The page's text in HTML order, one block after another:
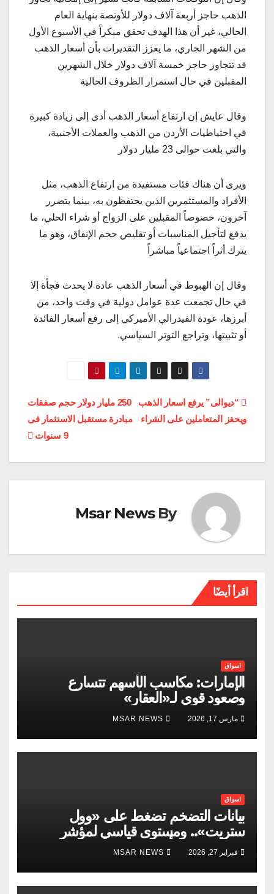
الذهب حاجز أربعة آلاف دولار للأونصة بنهاية العام
الحالي، غير أن هذا الهدف تحقق مبكراً في الأسبوع الأول
من الشهر الجاري، ما يعزز التقديرات بأن أسعار الذهب
قد تتجاوز حاجز خمسة آلاف دولار خلال الشهرين
المقبلين في حال استمرار الظروف الحالية
وقال عايش إن ارتفاع أسعار الذهب أدى إلى زيادة كبيرة
في احتياطيات الأردن من الذهب والعملات الأجنبية،
والتي بلغت حوالى 23 مليار دولار
ويرى أن هناك فئات مستفيدة من ارتفاع الذهب، مثل
الأفراد والمستثمرين الذين يحتفظون به، بينما يتضرر
آخرون، خصوصاً المقبلين على الزواج أو شراء الحلي، ما
يدفع لتأجيل المناسبات أو تقليص حجم الإنفاق، وهو ما
يترك أثراً اجتماعياً مباشراً
وقال إن الهبوط في أسعار الذهب عادة لا يحدث فجأة إلا
في حال تجمعت عدة عوامل دولية في وقت واحد، من
أبرزها، عودة الفيدرالي الأميركي إلى رفع أسعار الفائدة
أو تثبيتها، وتراجع التوتر السياسي.
تصفّح
المقالات
250 مليار دولار حجم صفقات
مبادرة مستقبل الاستثمار فى
9 سنوات
“ديوالى” يرفع اسعار الذهب
ويحفز المتعاملين على الشراء
By
Msar News
اقرأ أيضًا
اسواق
الإمارات: مكاسب الأسهم تتسارع
وصعود قوي لـ«العقار»
مارس 17, 2026 MSAR NEWS
اسواق
بيانات التضخم تضغط على «وول
ستريت».. ومستوى قياسي لمؤشر
«ستوكس» الأوروبي
فبراير 27, 2026 MSAR NEWS